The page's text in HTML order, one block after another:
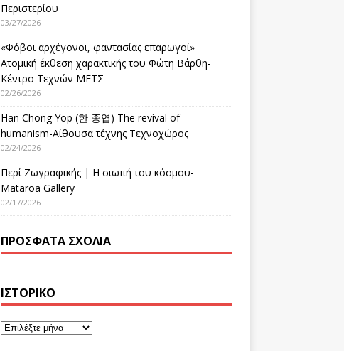
Περιστερίου
03/27/2026
«Φόβοι αρχέγονοι, φαντασίας επαρωγοί»
Ατομική έκθεση χαρακτικής του Φώτη Βάρθη-
Κέντρο Τεχνών ΜΕΤΣ
02/26/2026
Han Chong Yop (한 종엽) The revival of
humanism-Αίθουσα τέχνης Τεχνοχώρος
02/24/2026
Περί Ζωγραφικής | Η σιωπή του κόσμου-
Mataroa Gallery
02/17/2026
ΠΡΌΣΦΑΤΑ ΣΧΌΛΙΑ
ΙΣΤΟΡΙΚΌ